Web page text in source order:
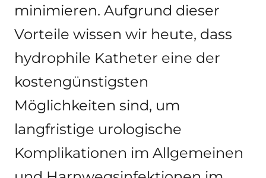
minimieren. Aufgrund dieser
Vorteile wissen wir heute, dass
hydrophile Katheter eine der
kostengünstigsten
Möglichkeiten sind, um
langfristige urologische
Komplikationen im Allgemeinen